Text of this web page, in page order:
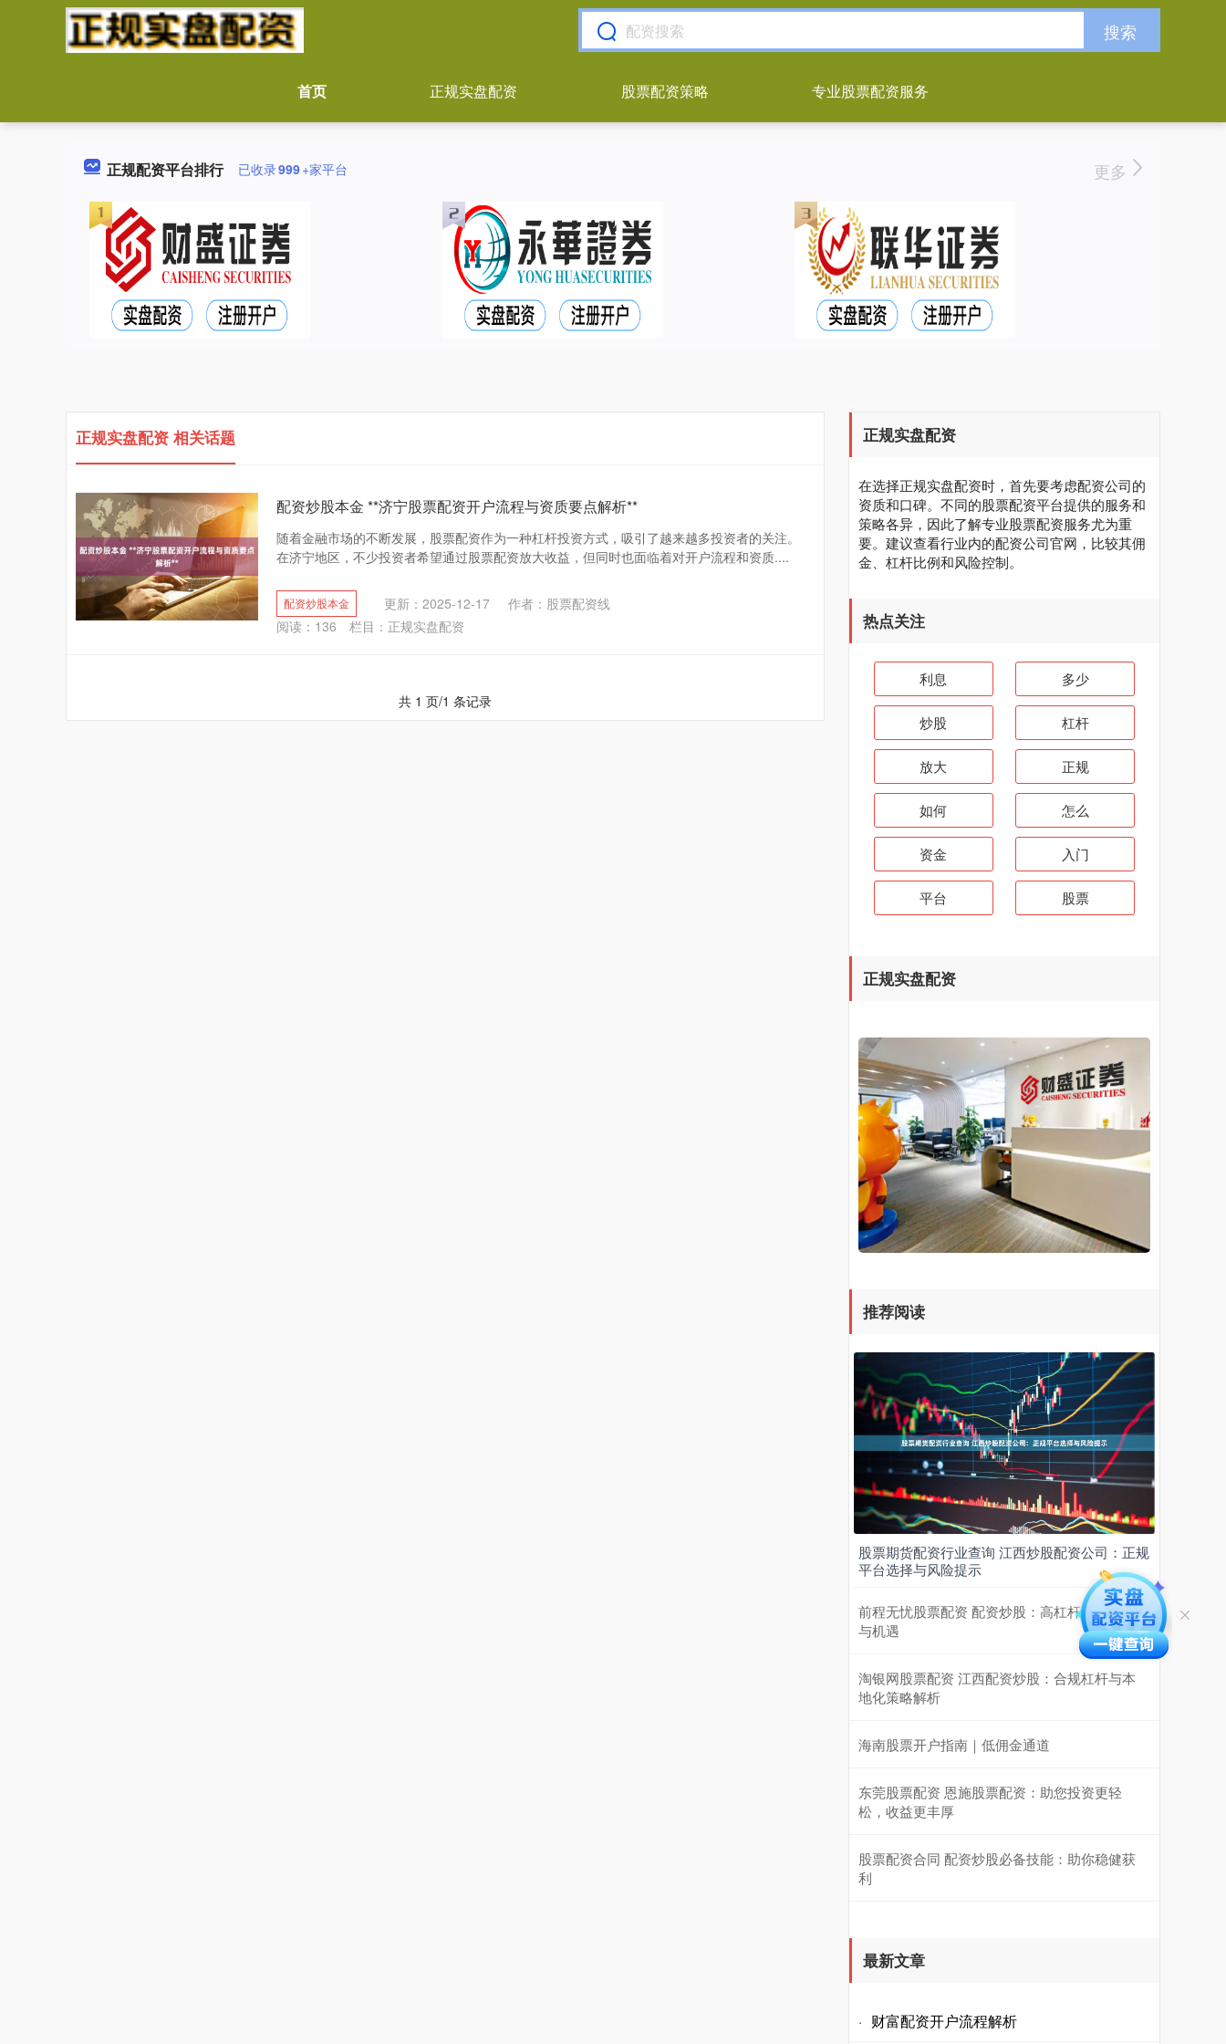
搜索
首页 正规实盘配资 股票配资策略 专业股票配资服务
正规配资平台排行 已收录999+家平台 更多
正规实盘配资 相关话题
配资炒股本金 **济宁股票配资开户流程与资质要点解析**
随着金融市场的不断发展，股票配资作为一种杠杆投资方式，吸引了越来越多投资者的关注。
在济宁地区，不少投资者希望通过股票配资放大收益，但同时也面临着对开户流程和资质....
配资炒股本金 更新：2025-12-17
作者：股票配资线
阅读： 136 栏目： 正规实盘配资
共 1 页/1 条记录
正规实盘配资
在选择正规实盘配资时，首先要考虑配资公司的
资质和口碑。不同的股票配资平台提供的服务和
策略各异，因此了解专业股票配资服务尤为重
要。建议查看行业内的配资公司官网，比较其佣
金、杠杆比例和风险控制。
热点关注
利息 多少
炒股 杠杆
放大 正规
如何 怎么
资金 入门
平台 股票
正规实盘配资
推荐阅读
股票期货配资行业查询 江西炒股配资公司：正规
平台选择与风险提示
前程无忧股票配资 配资炒股：高杠杆下的风险
与机遇
淘银网股票配资 江西配资炒股：合规杠杆与本
地化策略解析
海南股票开户指南｜低佣金通道
东莞股票配资 恩施股票配资：助您投资更轻
松，收益更丰厚
股票配资合同 配资炒股必备技能：助你稳健获
利
最新文章
· 财富配资开户流程解析